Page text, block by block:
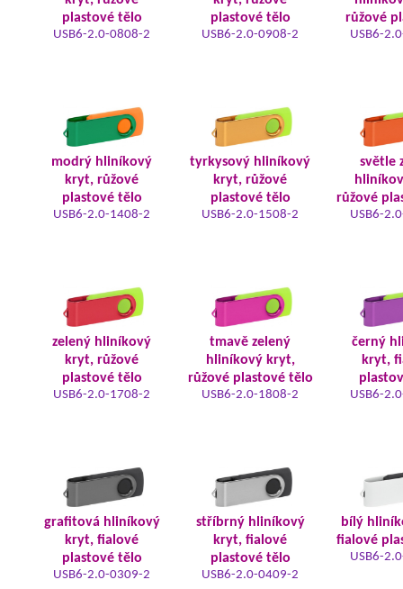
plastové tělo
USB6-2.0-0808-2
plastové tělo
USB6-2.0-0908-2
růžové
USB6-
modrý hliníkový
kryt, růžové
plastové tělo
USB6-2.0-1408-2
tyrkysový hliníkový
kryt, růžové
plastové tělo
USB6-2.0-1508-2
světle
růžové
USB6-
zelený hliníkový
kryt, růžové
plastové tělo
USB6-2.0-1708-2
tmavě zelený
hliníkový kryt,
růžové plastové tělo
USB6-2.0-1808-2
černý
kryt,
USB6-
grafitová hliníkový
kryt, fialové
plastové tělo
USB6-2.0-0309-2
stříbrný hliníkový
kryt, fialové
plastové tělo
USB6-2.0-0409-2
bílý
fialové
USB6-